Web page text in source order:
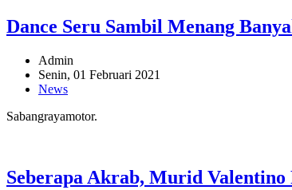
Dance Seru Sambil Menang
Admin
Senin, 01 Februari 2021
News
Sabangrayamotor.
Seberapa Akrab, Murid